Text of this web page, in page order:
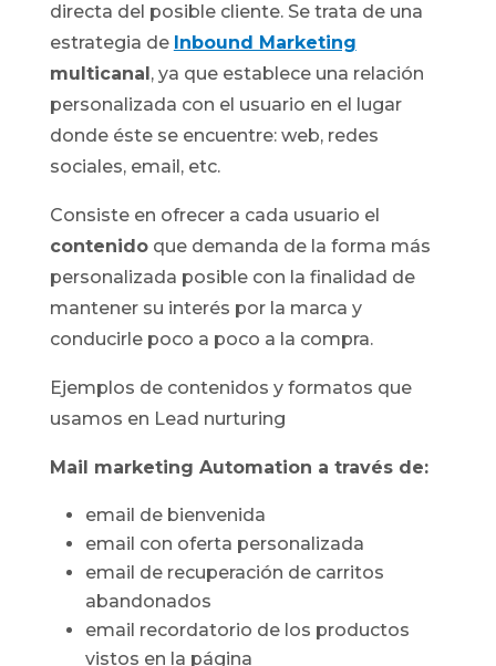
directa del posible cliente. Se trata de una
estrategia de Inbound Marketing
multicanal , ya que establece una relación
personalizada con el usuario en el lugar
donde éste se encuentre: web, redes
sociales, email, etc.
Consiste en ofrecer a cada usuario el
contenidoque demanda de la forma más
personalizada posible con la finalidad de
mantener su interés por la marca y
conducirle poco a poco a la compra.
Ejemplos de contenidos y formatos que
usamos en Lead nurturing
Mail marketing Automation a través de:
email de bienvenida
email con oferta personalizada
email de recuperación de carritos
abandonados
email recordatorio de los productos
vistos en la página